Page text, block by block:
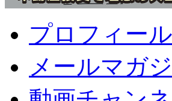
プロフィール
メールマガ